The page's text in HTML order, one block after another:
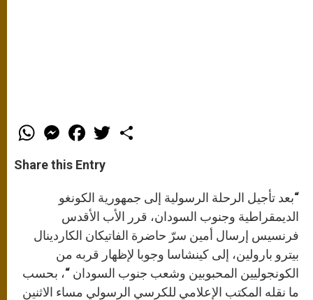
W
h
t
s
M
e
s
e
g
e
r
F
a
e
b
o
k
w
Share this Entry
“بعد تأجيل الرحلة الرسولية إلى جمهورية الكونغو
الديمقراطية وجنوب السودان، قرر الأب الأقدس
فرنسيس إرسال أمين سرّ حاضرة الفاتيكان الكاردينال
بيترو بارولين، إلى كينشاسا وجوبا لإظهار قربه من
الكونجوليين المحبوبين وشعب جنوب السودان “، بحسب
ما نقله المكتب الإعلامي للكرسي الرسولي مساء الاثنين